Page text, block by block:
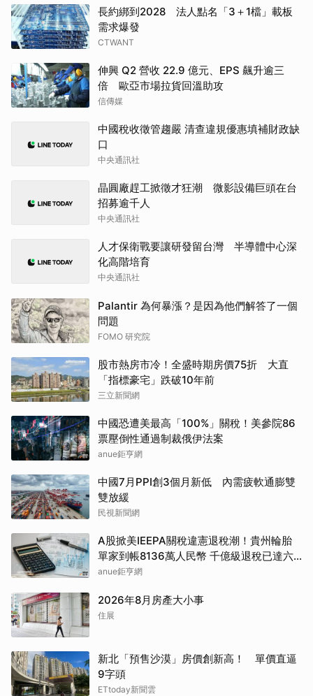
長約綁到2028 法人點名「3＋1檔」載板
需求爆發
CTWANT
伸興 Q2 營收 22.9 億元、EPS 飆升逾三
倍 歐亞市場拉貨回溫助攻
信傳媒
中國稅收徵管趨嚴 清查違規優惠填補財政缺
口
中央通訊社
晶圓廠趕工掀徵才狂潮 微影設備巨頭在台
招募逾千人
中央通訊社
人才保衛戰要讓研發留台灣 半導體中心深
化高階培育
中央通訊社
Palantir 為何暴漲？是因為他們解答了一個
問題
FOMO 研究院
股市熱房市冷！全盛時期房價75折 大直
「指標豪宅」跌破10年前
三立新聞網
中國恐遭美最高「100%」關稅！美參院86
票壓倒性通過制裁俄伊法案
anue鉅亨網
中國7月PPI創3個月新低 內需疲軟通膨雙
雙放緩
民視新聞網
A股掀美IEEPA關稅違憲退稅潮！貴州輪胎
單家到帳8136萬人民幣 千億級退稅已達六
成
anue鉅亨網
2026年8月房產大小事
住展
新北「預售沙漠」房價創新高！ 單價直逼
9字頭
ETtoday新聞雲